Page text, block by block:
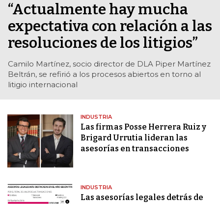
“Actualmente hay mucha
expectativa con relación a las
resoluciones de los litigios”
Camilo Martínez, socio director de DLA Piper Martínez
Beltrán, se refirió a los procesos abiertos en torno al
litigio internacional
INDUSTRIA
Las firmas Posse Herrera Ruiz y
Brigard Urrutia lideran las
asesorías en transacciones
INDUSTRIA
Las asesorías legales detrás de